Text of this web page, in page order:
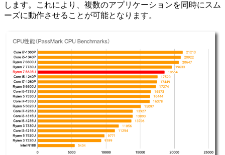
します。これにより、複数のアプリケーションを同時にスム
ーズに動作させることが可能となります。